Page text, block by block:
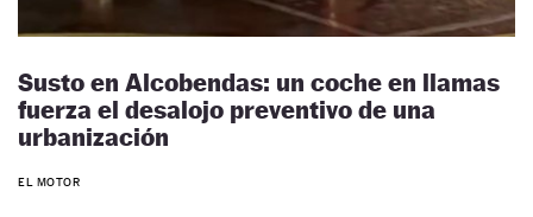
Susto en Alcobendas: un coche en llamas
fuerza el desalojo preventivo de una
urbanización
EL MOTOR